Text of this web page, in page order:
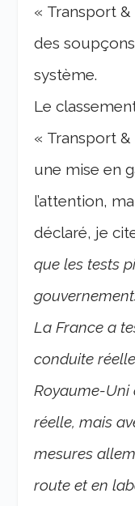
« Transport
des
système.
Le
« Transport
une mise en
l’attention,
déclaré, je
que les tests
La France a
conduite
Royaume-Uni
réelle, mais
mesures
route et en